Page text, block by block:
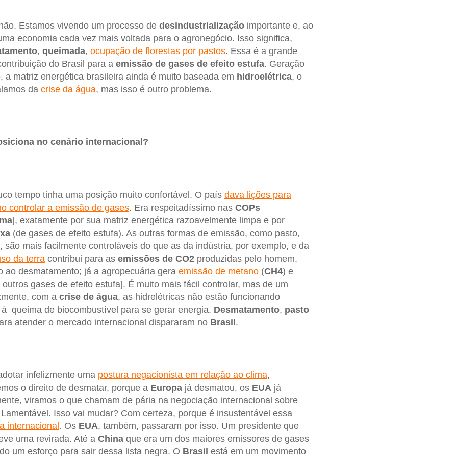
Estamos vivendo um processo de desindustrializaçãoimportante e, ao
economia cada vez mais voltada para o agronegócio. Isso significa,
, queimada, ocupação de florestas por pastos. Essa é a grande
do Brasil para a emissão de gases de efeito estufa. Geração
a matriz energética brasileira ainda é muito baseada em hidroelétrica, o
da crise da água, mas isso é outro problema.
no cenário internacional?
tempo tinha uma posição muito confortável. O país dava lições para
controlar a emissão de gases. Era respeitadíssimo nas COPs
], exatamente por sua matriz energética razoavelmente limpa e por
(de gases de efeito estufa). As outras formas de emissão, como pasto,
são mais facilmente controláveis do que as da indústria, por exemplo, e da
da terracontribui para as emissões de CO2produzidas pelo homem,
ao desmatamento; já a agropecuária gera emissão de metano(CH4) e
outros gases de efeito estufa]. É muito mais fácil controlar, mas de um
com a crise de água, as hidrelétricas não estão funcionando
queima de biocombustível para se gerar energia. Desmatamento, pasto
atender o mercado internacional dispararam no Brasil.
infelizmente uma postura negacionista em relação ao clima,
o direito de desmatar, porque a Europajá desmatou, os EUA já
viramos o que chamam de pária na negociação internacional sobre
Isso vai mudar? Com certeza, porque é insustentável essa
internacional. Os EUA, também, passaram por isso. Um presidente que
uma revirada. Até a Chinaque era um dos maiores emissores de gases
um esforço para sair dessa lista negra. O Brasil está em um movimento